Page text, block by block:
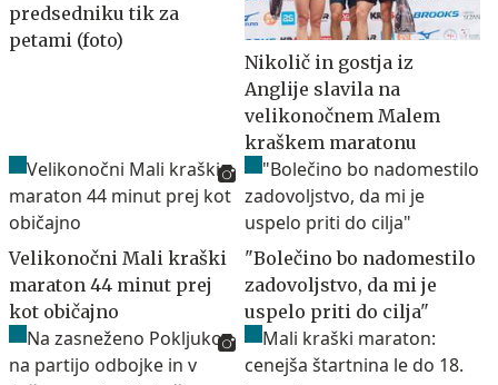
predsedniku tik za
petami (foto)
Nikolič in gostja iz
Anglije slavila na
velikonočnem Malem
kraškem maratonu
Velikonočni Mali kraški
maraton 44 minut prej
kot običajno
"Bolečino bo nadomestilo
zadovoljstvo, da mi je
uspelo priti do cilja"